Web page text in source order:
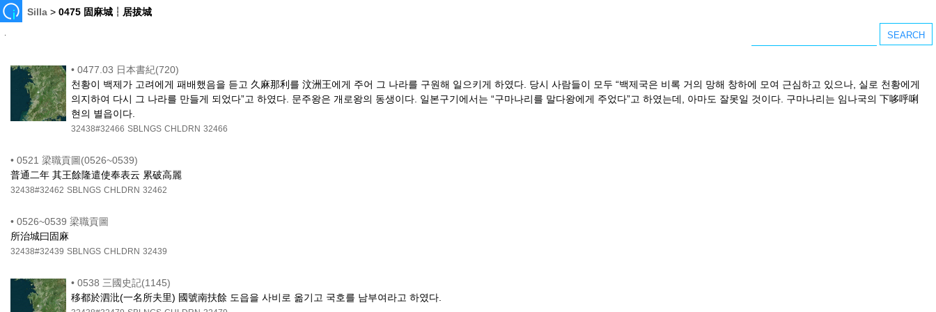
Silla >0475 固麻城┆居拔城
• 0477.03 日本書紀(720)
천황이 백제가 고려에게 패배했음을 듣고 久麻那利를 汶洲王에게 주어 그 나라를 구원해 일으키게 하였다. 당시 사람들이 모두 “백제국은 비록 거의 망해 창하에 모여 근심하고 있으나, 실로 천황에게
의지하여 다시 그 나라를 만들게 되었다”고 하였다. 문주왕은 개로왕의 동생이다. 일본구기에서는 “구마나리를 말다왕에게 주었다”고 하였는데, 아마도 잘못일 것이다. 구마나리는 임나국의 下哆呼唎
현의 별읍이다.
32438#32466 SBLNGS CHLDRN 32466
• 0521 梁職貢圖(0526~0539)
普通二年 其王餘隆遣使奉表云 累破高麗
32438#32462 SBLNGS CHLDRN 32462
• 0526~0539 梁職貢圖
所治城曰固麻
32438#32439 SBLNGS CHLDRN 32439
• 0538 三國史記(1145)
移都於泗沘(一名所夫里) 國號南扶餘 도읍을 사비로 옮기고 국호를 남부여라고 하였다.